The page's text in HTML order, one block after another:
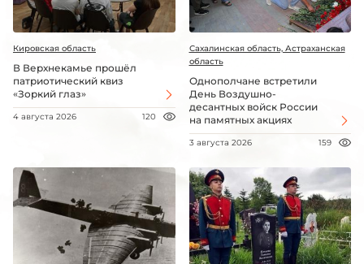
Кировская область
В Верхнекамье прошёл
патриотический квиз
«Зоркий глаз»
4 августа 2026 120
Сахалинская область, Астраханская
область
Однополчане встретили
День Воздушно-
десантных войск России
на памятных акциях
3 августа 2026 159